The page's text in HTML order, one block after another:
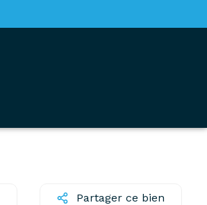
Partager ce bien